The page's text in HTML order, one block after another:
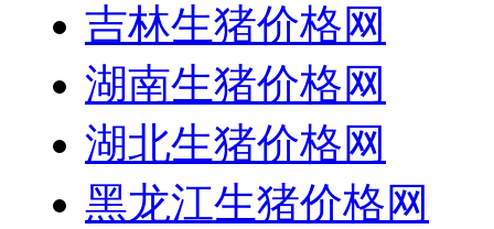
吉林生猪价格网
湖南生猪价格网
湖北生猪价格网
黑龙江生猪价格网